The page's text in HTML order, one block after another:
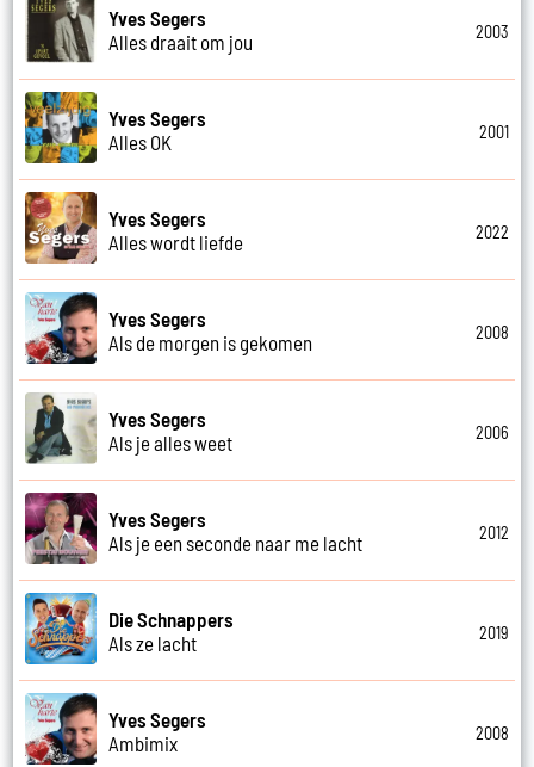
Yves Segers
Alles draait om jou
2003
Yves Segers
Alles OK
2001
Yves Segers
Alles wordt liefde
2022
Yves Segers
Als de morgen is gekomen
2008
Yves Segers
Als je alles weet
2006
Yves Segers
Als je een seconde naar me lacht
2012
Die Schnappers
Als ze lacht
2019
Yves Segers
Ambimix
2008